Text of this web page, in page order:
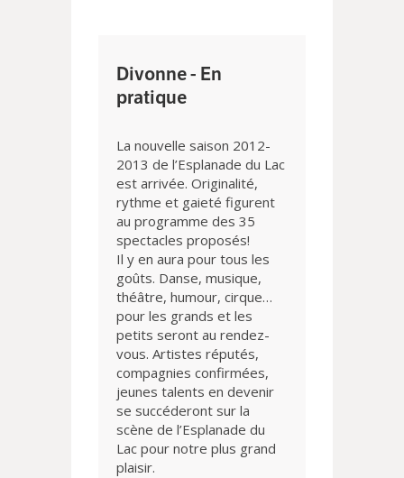
Divonne - En
pratique
La nouvelle saison 2012-
2013 de l’Esplanade du Lac
est arrivée. Originalité,
rythme et gaieté figurent
au programme des 35
spectacles proposés!
Il y en aura pour tous les
goûts. Danse, musique,
théâtre, humour, cirque…
pour les grands et les
petits seront au rendez-
vous. Artistes réputés,
compagnies confirmées,
jeunes talents en devenir
se succéderont sur la
scène de l’Esplanade du
Lac pour notre plus grand
plaisir.